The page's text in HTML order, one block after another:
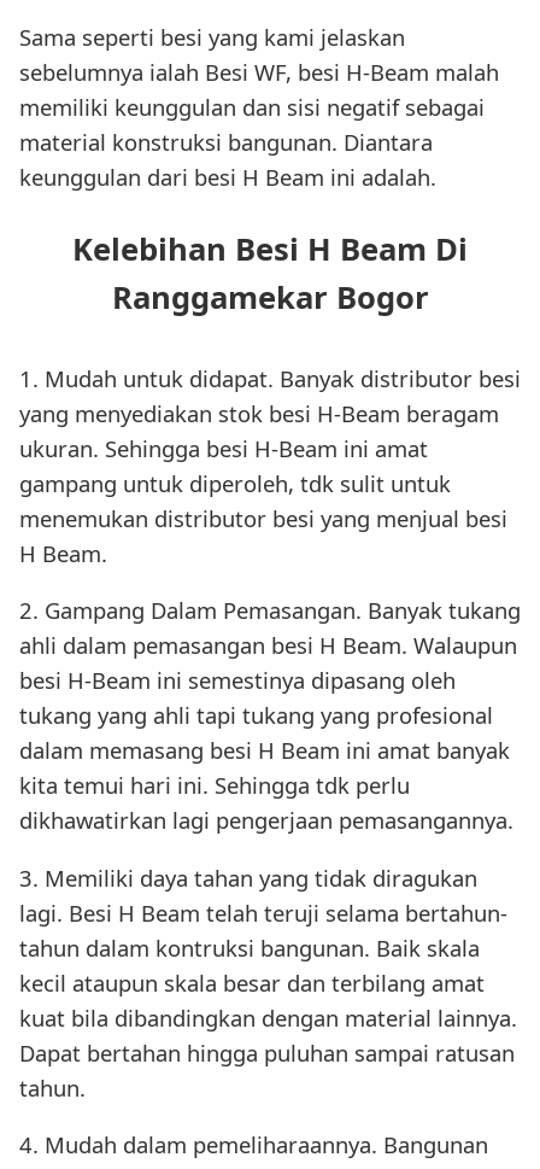
Sama seperti besi yang kami jelaskan
sebelumnya ialah Besi WF, besi H-Beam malah
memiliki keunggulan dan sisi negatif sebagai
material konstruksi bangunan. Diantara
keunggulan dari besi H Beam ini adalah.
Kelebihan Besi H Beam Di
Ranggamekar Bogor
1. Mudah untuk didapat. Banyak distributor besi
yang menyediakan stok besi H-Beam beragam
ukuran. Sehingga besi H-Beam ini amat
gampang untuk diperoleh, tdk sulit untuk
menemukan distributor besi yang menjual besi
H Beam.
2. Gampang Dalam Pemasangan. Banyak tukang
ahli dalam pemasangan besi H Beam. Walaupun
besi H-Beam ini semestinya dipasang oleh
tukang yang ahli tapi tukang yang profesional
dalam memasang besi H Beam ini amat banyak
kita temui hari ini. Sehingga tdk perlu
dikhawatirkan lagi pengerjaan pemasangannya.
3. Memiliki daya tahan yang tidak diragukan
lagi. Besi H Beam telah teruji selama bertahun-
tahun dalam kontruksi bangunan. Baik skala
kecil ataupun skala besar dan terbilang amat
kuat bila dibandingkan dengan material lainnya.
Dapat bertahan hingga puluhan sampai ratusan
tahun.
4. Mudah dalam pemeliharaannya. Bangunan